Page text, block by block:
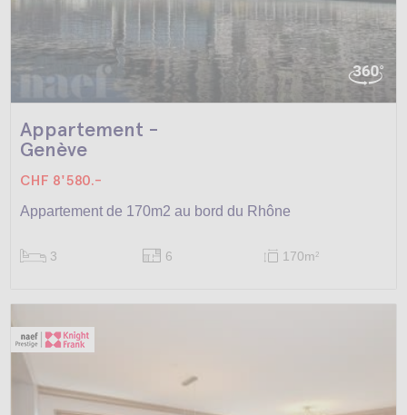
Appartement -
Genève
CHF 8'580.-
Appartement de 170m2 au bord du Rhône
3 6 170m2